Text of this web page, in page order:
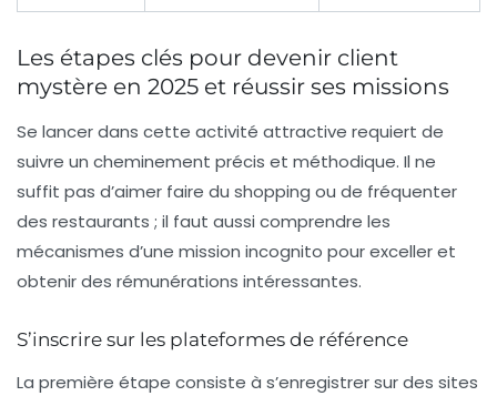
Les étapes clés pour devenir client
mystère en 2025 et réussir ses missions
Se lancer dans cette activité attractive requiert de
suivre un cheminement précis et méthodique. Il ne
suffit pas d’aimer faire du shopping ou de fréquenter
des restaurants ; il faut aussi comprendre les
mécanismes d’une mission incognito pour exceller et
obtenir des rémunérations intéressantes.
S’inscrire sur les plateformes de référence
La première étape consiste à s’enregistrer sur des sites